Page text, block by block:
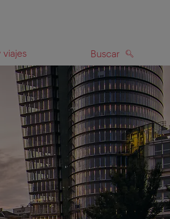
viajes Buscar
BUSCAR